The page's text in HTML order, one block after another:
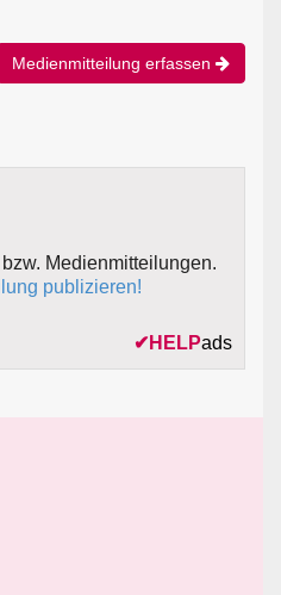
Medienmitteilung erfassen
Medienmitteilungen.
publizieren!
✔ HELPads